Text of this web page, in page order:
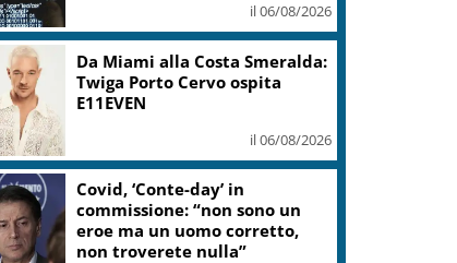
il 06/08/2026
Da Miami alla Costa Smeralda:
Twiga Porto Cervo ospita
E11EVEN
il 06/08/2026
Covid, ‘Conte-day’ in
commissione: “non sono un
eroe ma un uomo corretto,
non troverete nulla”